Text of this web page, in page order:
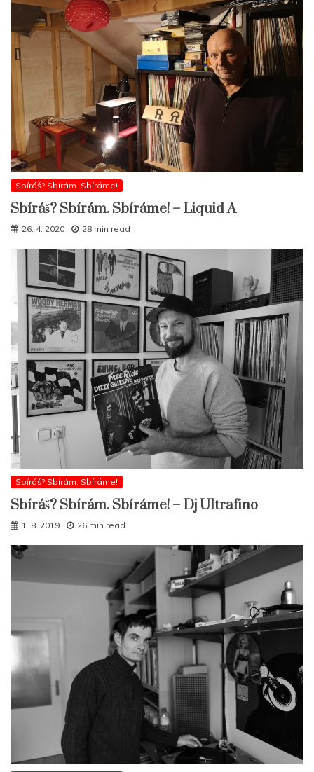
Sbíráš? Sbírám. Sbíráme!
Sbíráš? Sbírám. Sbíráme! – Liquid A
26. 4. 2020 28 min read
Sbíráš? Sbírám. Sbíráme!
Sbíráš? Sbírám. Sbíráme! – Dj Ultrafino
1. 8. 2019 26 min read